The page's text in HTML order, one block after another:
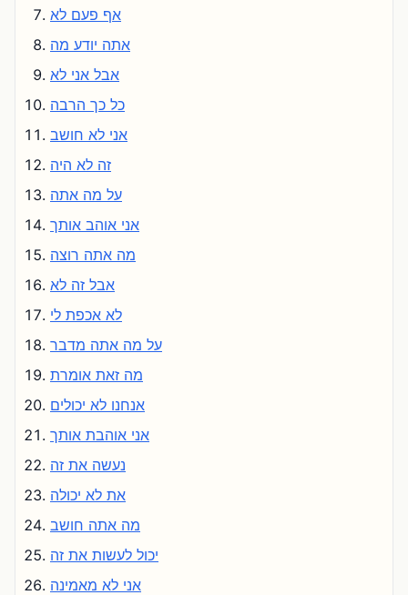
אף פעם לא
אתה יודע מה
אבל אני לא
כל כך הרבה
אני לא חושב
זה לא היה
על מה אתה
אני אוהב אותך
מה אתה רוצה
אבל זה לא
לא אכפת לי
על מה אתה מדבר
מה זאת אומרת
אנחנו לא יכולים
אני אוהבת אותך
נעשה את זה
את לא יכולה
מה אתה חושב
יכול לעשות את זה
אני לא מאמינה